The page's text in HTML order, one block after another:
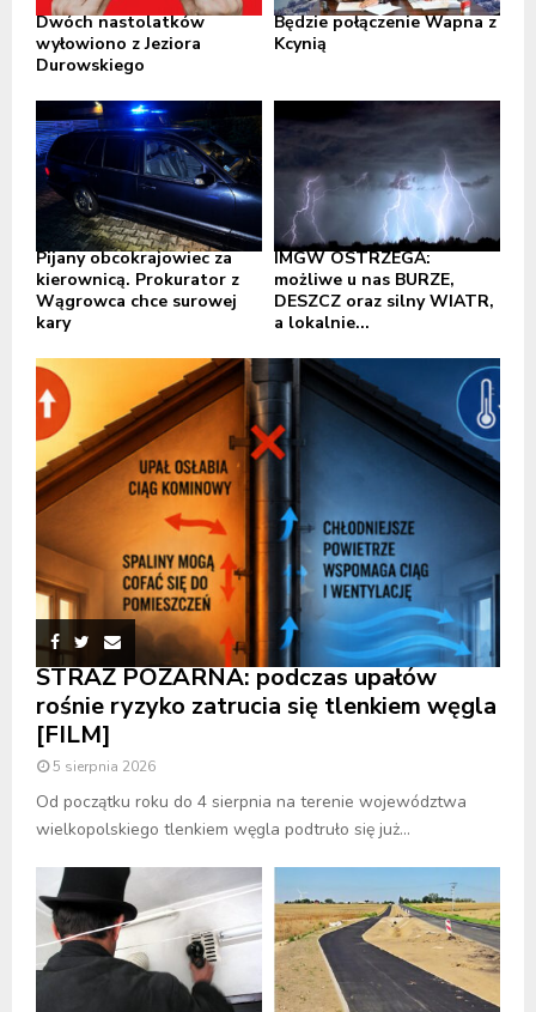
Dwóch nastolatków
wyłowiono z Jeziora
Durowskiego
Będzie połączenie Wapna z
Kcynią
Pijany obcokrajowiec za
kierownicą. Prokurator z
Wągrowca chce surowej
kary
IMGW OSTRZEGA:
możliwe u nas BURZE,
DESZCZ oraz silny WIATR,
a lokalnie...
STRAŻ POŻARNA: podczas upałów
rośnie ryzyko zatrucia się tlenkiem węgla
[FILM]
5 sierpnia 2026
Od początku roku do 4 sierpnia na terenie województwa
wielkopolskiego tlenkiem węgla podtruło się już...